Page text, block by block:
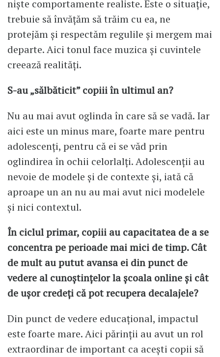
niște comportamente realiste. Este o situație,
trebuie să învățăm să trăim cu ea, ne
protejăm și respectăm regulile și mergem mai
departe. Aici tonul face muzica și cuvintele
creează realități.
S-au „sălbăticit” copiii în ultimul an?
Nu au mai avut oglinda în care să se vadă. Iar
aici este un minus mare, foarte mare pentru
adolescenți, pentru că ei se văd prin
oglindirea în ochii celorlalți. Adolescenții au
nevoie de modele și de contexte și, iată că
aproape un an nu au mai avut nici modelele
și nici contextul.
În ciclul primar, copiii au capacitatea de a se
concentra pe perioade mai mici de timp. Cât
de mult au putut avansa ei din punct de
vedere al cunoștințelor la școala online și cât
de ușor credeți că pot recupera decalajele?
Din punct de vedere educațional, impactul
este foarte mare. Aici părinții au avut un rol
extraordinar de important ca acești copii să